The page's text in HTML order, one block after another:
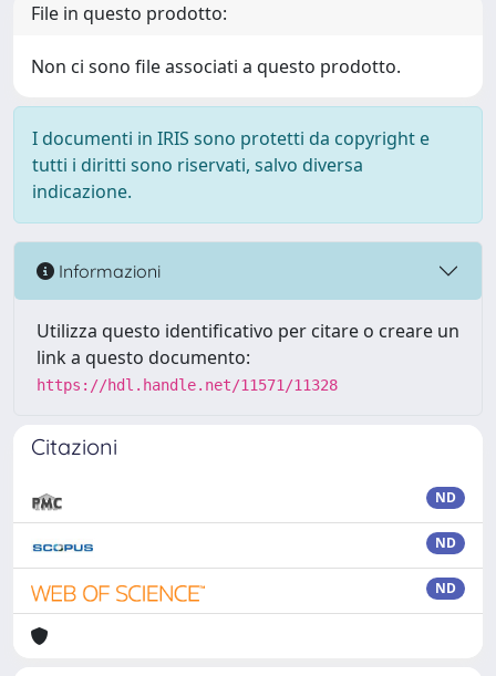
File in questo prodotto:
Non ci sono file associati a questo prodotto.
I documenti in IRIS sono protetti da copyright e
tutti i diritti sono riservati, salvo diversa
indicazione.
Informazioni
Utilizza questo identificativo per citare o creare un
link a questo documento:
https://hdl.handle.net/11571/11328
Citazioni
ND
ND
ND